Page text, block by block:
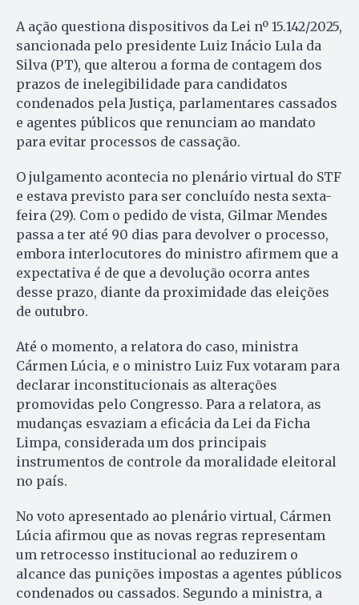
A ação questiona dispositivos da Lei nº 15.142/2025,
sancionada pelo presidente Luiz Inácio Lula da
Silva (PT), que alterou a forma de contagem dos
prazos de inelegibilidade para candidatos
condenados pela Justiça, parlamentares cassados
e agentes públicos que renunciam ao mandato
para evitar processos de cassação.
O julgamento acontecia no plenário virtual do STF
e estava previsto para ser concluído nesta sexta-
feira (29). Com o pedido de vista, Gilmar Mendes
passa a ter até 90 dias para devolver o processo,
embora interlocutores do ministro afirmem que a
expectativa é de que a devolução ocorra antes
desse prazo, diante da proximidade das eleições
de outubro.
Até o momento, a relatora do caso, ministra
Cármen Lúcia, e o ministro Luiz Fux votaram para
declarar inconstitucionais as alterações
promovidas pelo Congresso. Para a relatora, as
mudanças esvaziam a eficácia da Lei da Ficha
Limpa, considerada um dos principais
instrumentos de controle da moralidade eleitoral
no país.
No voto apresentado ao plenário virtual, Cármen
Lúcia afirmou que as novas regras representam
um retrocesso institucional ao reduzirem o
alcance das punições impostas a agentes públicos
condenados ou cassados. Segundo a ministra, a